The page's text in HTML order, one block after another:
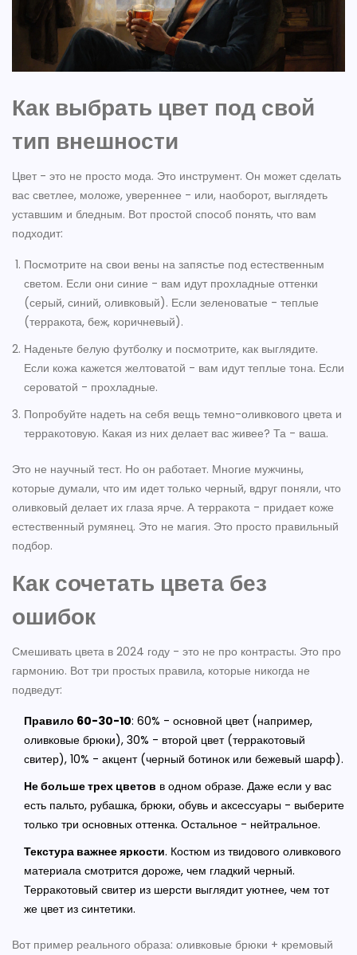
Как выбрать цвет под свой
тип внешности
Цвет - это не просто мода. Это инструмент. Он может сделать
вас светлее, моложе, увереннее - или, наоборот, выглядеть
уставшим и бледным. Вот простой способ понять, что вам
подходит:
Посмотрите на свои вены на запястье под естественным
светом. Если они синие - вам идут прохладные оттенки
(серый, синий, оливковый). Если зеленоватые - теплые
(терракота, беж, коричневый).
Наденьте белую футболку и посмотрите, как выглядите.
Если кожа кажется желтоватой - вам идут теплые тона. Если
сероватой - прохладные.
Попробуйте надеть на себя вещь темно-оливкового цвета и
терракотовую. Какая из них делает вас живее? Та - ваша.
Это не научный тест. Но он работает. Многие мужчины,
которые думали, что им идет только черный, вдруг поняли, что
оливковый делает их глаза ярче. А терракота - придает коже
естественный румянец. Это не магия. Это просто правильный
подбор.
Как сочетать цвета без
ошибок
Смешивать цвета в 2024 году - это не про контрасты. Это про
гармонию. Вот три простых правила, которые никогда не
подведут:
Правило 60-30-10: 60% - основной цвет (например,
оливковые брюки), 30% - второй цвет (терракотовый
свитер), 10% - акцент (черный ботинок или бежевый шарф).
Не больше трех цветов в одном образе. Даже если у вас
есть пальто, рубашка, брюки, обувь и аксессуары - выберите
только три основных оттенка. Остальное - нейтральное.
Текстура важнее яркости. Костюм из твидового оливкового
материала смотрится дороже, чем гладкий черный.
Терракотовый свитер из шерсти выглядит уютнее, чем тот
же цвет из синтетики.
Вот пример реального образа: оливковые брюки + кремовый